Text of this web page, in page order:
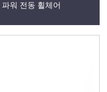
워 전동 휠체어